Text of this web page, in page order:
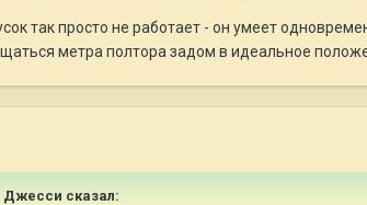
так просто не работает - он умеет
метра полтора задом в идеальное
Джесси сказал: